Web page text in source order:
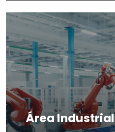
Área Industrial